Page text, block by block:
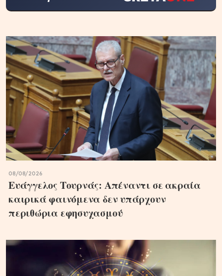
08/08/2026
Ευάγγελος Τουρνάς: Απέναντι σε ακραία
καιρικά φαινόμενα δεν υπάρχουν
περιθώρια εφησυχασμού